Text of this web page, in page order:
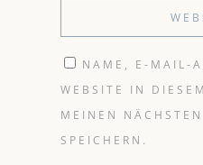
NAME, E-MAIL-
WEBSITE IN
MEINEN
SPEICHERN.